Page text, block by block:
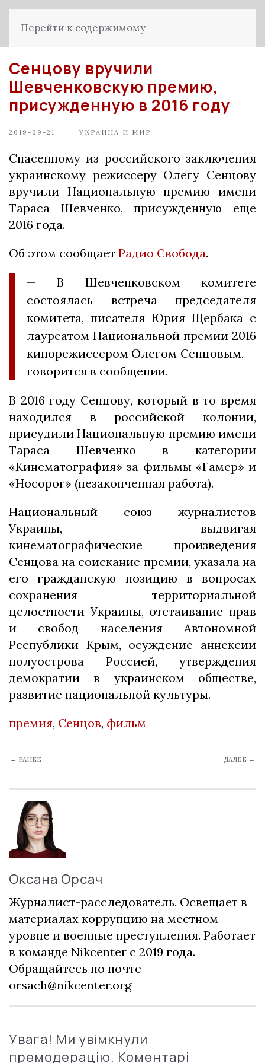
Перейти к содержимому
Сенцову вручили
Шевченковскую премию,
присужденную в 2016 году
2019-09-21 УКРАИНА И МИР
Спасенному из российского заключения
украинскому режиссеру Олегу Сенцову
вручили Национальную премию имени
Тараса Шевченко, присужденную еще
2016 года.
Об этом сообщает Радио Свобода.
— В Шевченковском комитете
состоялась встреча председателя
комитета, писателя Юрия Щербака с
лауреатом Национальной премии 2016
кинорежиссером Олегом Сенцовым, —
говорится в сообщении.
В 2016 году Сенцову, который в то время
находился в российской колонии,
присудили Национальную премию имени
Тараса Шевченко в категории
«Кинематография» за фильмы «Гамер» и
«Носорог» (незаконченная работа).
Национальный союз журналистов
Украины, выдвигая
кинематографические произведения
Сенцова на соискание премии, указала на
его гражданскую позицию в вопросах
сохранения территориальной
целостности Украины, отстаивание прав
и свобод населения Автономной
Республики Крым, осуждение аннексии
полуострова Россией, утверждения
демократии в украинском обществе,
развитие национальной культуры.
премия, Сенцов, фильм
← РАНЕЕ ДАЛЕЕ →
Оксана Орсач
Журналист-расследователь. Освещает в
материалах коррупцию на местном
уровне и военные преступления. Работает
в команде Nikcenter с 2019 года.
Обращайтесь по почте
orsach@nikcenter.org
Увага! Ми увімкнули
премодерацію. Коментарі